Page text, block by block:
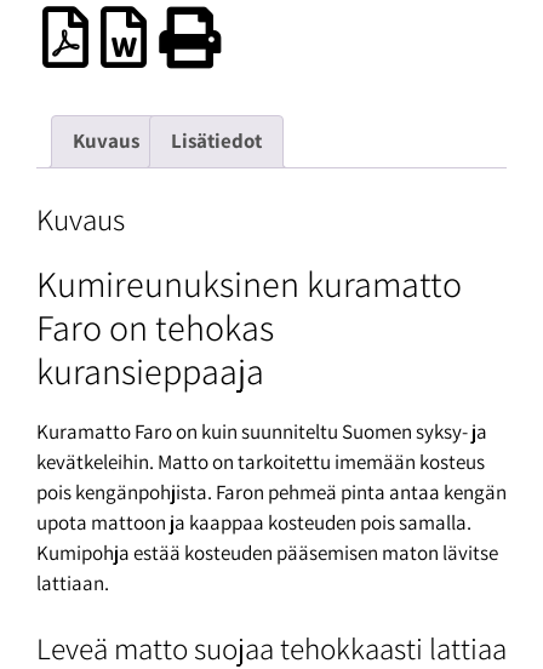
Kuvaus Lisätiedot
Kuvaus
Kumireunuksinen kuramatto
Faro on tehokas
kuransieppaaja
Kuramatto Faro on kuin suunniteltu Suomen syksy- ja
kevätkeleihin. Matto on tarkoitettu imemään kosteus
pois kengänpohjista. Faron pehmeä pinta antaa kengän
upota mattoon ja kaappaa kosteuden pois samalla.
Kumipohja estää kosteuden pääsemisen maton lävitse
lattiaan.
Leveä matto suojaa tehokkaasti lattiaa